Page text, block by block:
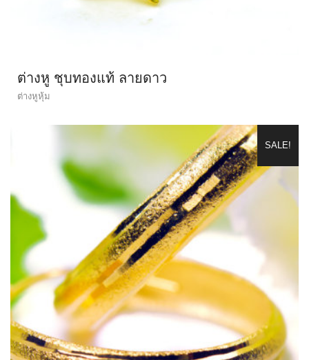
ต่างหู ชุบทองแท้ ลายดาว
ต่างหูหุ้ม
SALE!